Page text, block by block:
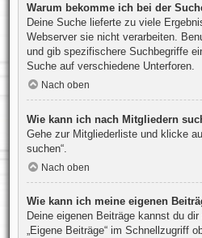
Warum bekomme ich bei der
Deine Suche lieferte zu viele
Webserver sie nicht verarbeiten.
und gib spezifischere Suchbegriffe
Suche auf verschiedene Unterforen.
Nach oben
Wie kann ich nach Mitgliedern
Gehe zur Mitgliederliste und klicke
suchen“.
Nach oben
Wie kann ich meine eigenen
Deine eigenen Beiträge kannst du
„Eigene Beiträge“ im Schnellzugriff